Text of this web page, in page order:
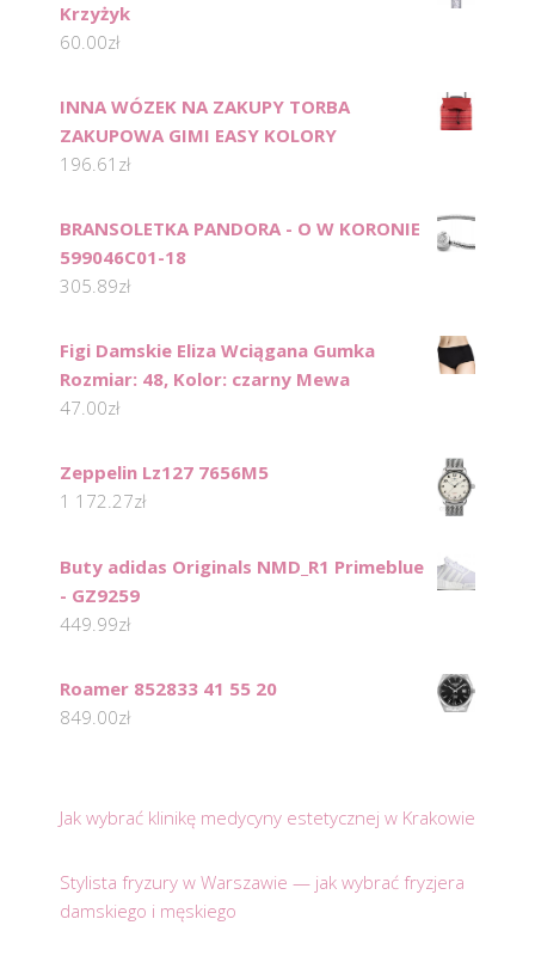
Krzyżyk
60.00zł
INNA WÓZEK NA ZAKUPY TORBA
ZAKUPOWA GIMI EASY KOLORY
196.61 zł
BRANSOLETKA PANDORA - O W KORONIE
599046C01-18
305.89zł
Figi Damskie Eliza Wciągana Gumka
Rozmiar: 48, Kolor: czarny Mewa
47.00zł
Zeppelin Lz127 7656M5
1 172.27zł
Buty adidas Originals NMD_R1 Primeblue
- GZ9259
449.99zł
Roamer 852833 41 55 20
849.00zł
Jak wybrać klinikę medycyny estetycznej w Krakowie
Stylista fryzury w Warszawie — jak wybrać fryzjera
damskiego i męskiego